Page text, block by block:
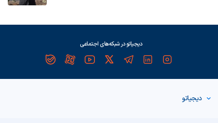
دیجیاتو در شبکه‌های اجتماعی
دیجیاتو